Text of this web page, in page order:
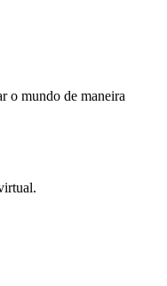
o mundo de maneira